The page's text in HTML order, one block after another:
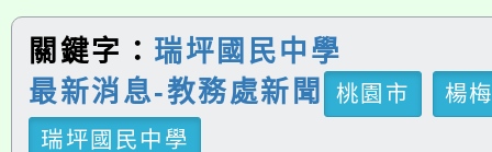
關鍵字： 瑞坪國民中學
最新消息-教務處新聞
桃園市
楊
瑞坪國民中學